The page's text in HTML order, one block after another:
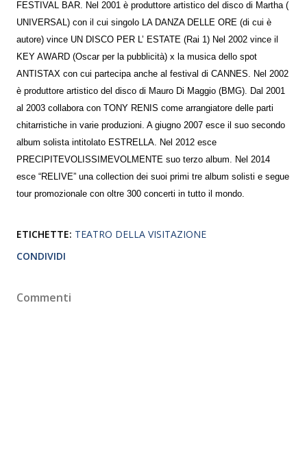
FESTIVAL BAR. Nel 2001 è produttore artistico del disco di Martha (
UNIVERSAL) con il cui singolo LA DANZA DELLE ORE (di cui è
autore) vince UN DISCO PER L’ ESTATE (Rai 1) Nel 2002 vince il
KEY AWARD (Oscar per la pubblicità) x la musica dello spot
ANTISTAX con cui partecipa anche al festival di CANNES. Nel 2002
è produttore artistico del disco di Mauro Di Maggio (BMG). Dal 2001
al 2003 collabora con TONY RENIS come arrangiatore delle parti
chitarristiche in varie produzioni. A giugno 2007 esce il suo secondo
album solista intitolato ESTRELLA. Nel 2012 esce
PRECIPITEVOLISSIMEVOLMENTE suo terzo album. Nel 2014
esce “RELIVE” una collection dei suoi primi tre album solisti e segue
tour promozionale con oltre 300 concerti in tutto il mondo.
ETICHETTE: TEATRO DELLA VISITAZIONE
CONDIVIDI
Commenti